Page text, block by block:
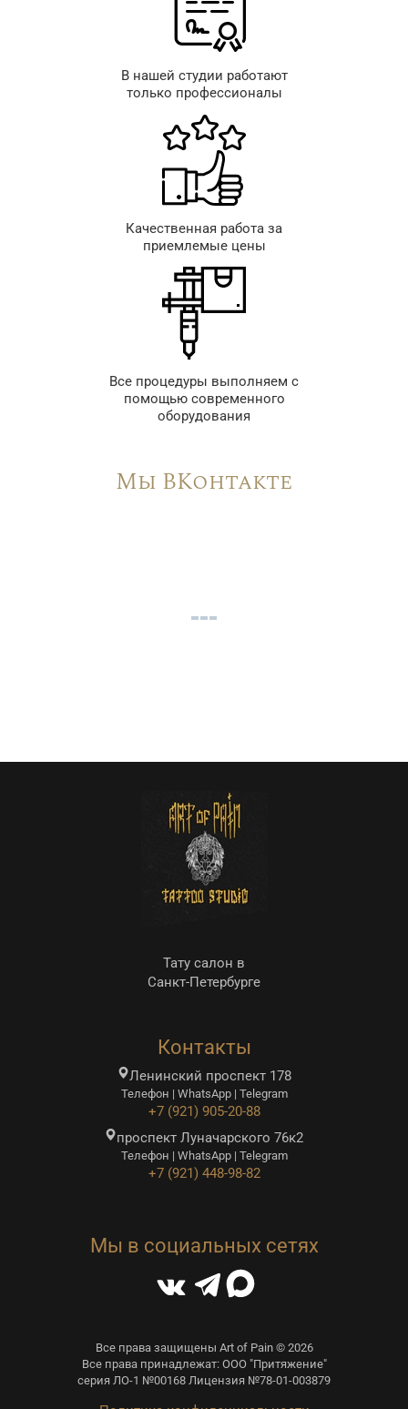
В нашей студии работают
только профессионалы
Качественная работа за
приемлемые цены
Все процедуры выполняем с
помощью современного
оборудования
Мы ВКонтакте
Тату салон в
Санкт-Петербурге
Контакты
Ленинский проспект 178
Телефон | WhatsApp | Telegram
+7 (921) 905-20-88
проспект Луначарского 76к2
Телефон | WhatsApp | Telegram
+7 (921) 448-98-82
Мы в социальных сетях
Все права защищены Art of Pain © 2026
Все права принадлежат: ООО "Притяжение"
серия ЛО-1 №00168 Лицензия №78-01-003879